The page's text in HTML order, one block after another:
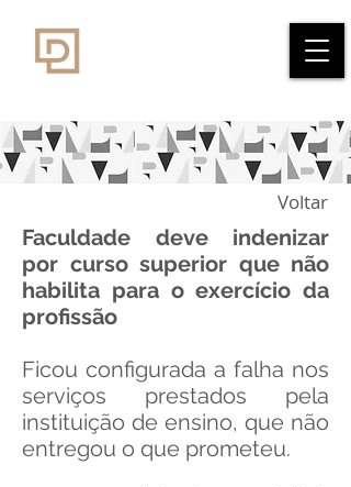
Voltar
Faculdade deve indenizar
por curso superior que não
habilita para o exercício da
profissão
Ficou configurada a falha nos
serviços prestados pela
instituição de ensino, que não
entregou o que prometeu.